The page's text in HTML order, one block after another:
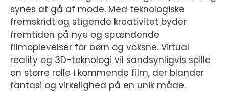
synes at gå af mode. Med teknologiske
fremskridt og stigende kreativitet byder
fremtiden på nye og spændende
filmoplevelser for børn og voksne. Virtual
reality og 3D-teknologi vil sandsynligvis spille
en større rolle i kommende film, der blander
fantasi og virkelighed på en unik måde.